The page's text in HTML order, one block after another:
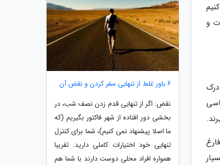
و
6 باور غلط از تنهایی سفر کردن و نقض آن
نقض: اگر از تنهایی قدم زدن نصف شب، در
بخشی دور افتاده از شهر فاکتور بگیریم (که
ما اصلا پیشنهاد نمی کنیم)، شما برای کنترل
تنهایی خود اختیارات کاملی دارید. تقریبا
همواره افراد محلی دوست دارند با شما هم